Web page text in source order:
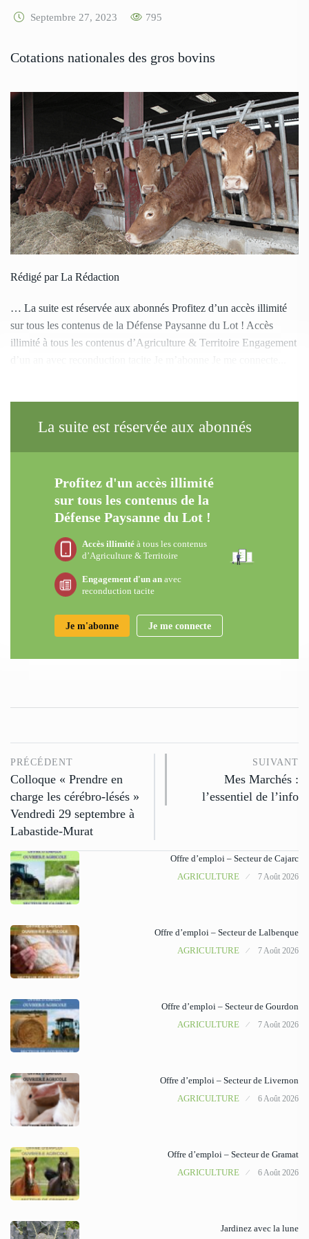
Septembre 27, 2023 795
Cotations nationales des gros bovins
Rédigé par La Rédaction
… La suite est réservée aux abonnés Profitez d’un accès illimité
sur tous les contenus de la Défense Paysanne du Lot ! Accès
illimité à tous les contenus d’Agriculture & Territoire Engagement
La suite est réservée aux abonnés
Profitez d'un accès illimité
sur tous les contenus de la
Défense Paysanne du Lot !
Accès illimité à tous les contenus
d’Agriculture & Territoire
Engagement d'un an avec
reconduction tacite
Je m'abonne Je me connecte
PRÉCÉDENT
Colloque « Prendre en
charge les cérébro-lésés »
Vendredi 29 septembre à
Labastide-Murat
SUIVANT
Mes Marchés :
l’essentiel de l’info
Offre d’emploi – Secteur de Cajarc
AGRICULTURE
7 Août 2026
Offre d’emploi – Secteur de Lalbenque
AGRICULTURE
7 Août 2026
Offre d’emploi – Secteur de Gourdon
AGRICULTURE
7 Août 2026
Offre d’emploi – Secteur de Livernon
AGRICULTURE
6 Août 2026
Offre d’emploi – Secteur de Gramat
AGRICULTURE
6 Août 2026
Jardinez avec la lune